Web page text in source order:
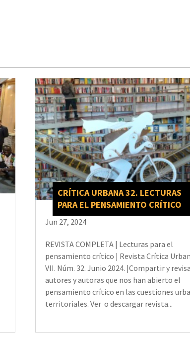
CRÍTICA URBANA 32. LECTURAS
PARA EL PENSAMIENTO CRÍTICO
Jun 27, 2024
REVISTA COMPLETA | Lecturas para el
pensamiento crítico | Revista Crítica
VII. Núm. 32. Junio 2024. |Compartir y
autores y autoras que nos han abierto el
pensamiento crítico en las cuestiones
territoriales. Ver o descargar revista...